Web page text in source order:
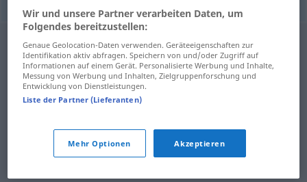
Wir und unsere Partner verarbeiten Daten, um
Folgendes bereitzustellen:
Genaue Geolocation-Daten verwenden. Geräteeigenschaften zur
Identifikation aktiv abfragen. Speichern von und/oder Zugriff auf
Informationen auf einem Gerät. Personalisierte Werbung und Inhalte,
Messung von Werbung und Inhalten, Zielgruppenforschung und
Entwicklung von Dienstleistungen.
Liste der Partner (Lieferanten)
Mehr Optionen Akzeptieren